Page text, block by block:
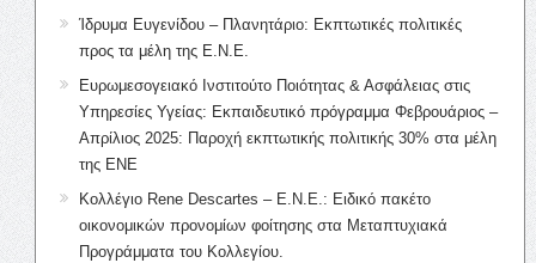
Ίδρυμα Ευγενίδου – Πλανητάριο: Εκπτωτικές πολιτικές
προς τα μέλη της Ε.Ν.Ε.
Ευρωμεσογειακό Ινστιτούτο Ποιότητας & Ασφάλειας στις
Υπηρεσίες Υγείας: Εκπαιδευτικό πρόγραμμα Φεβρουάριος –
Απρίλιος 2025: Παροχή εκπτωτικής πολιτικής 30% στα μέλη
της ΕΝΕ
Κολλέγιο Rene Descartes – Ε.Ν.Ε.: Ειδικό πακέτο
οικονομικών προνομίων φοίτησης στα Μεταπτυχιακά
Προγράμματα του Κολλεγίου.